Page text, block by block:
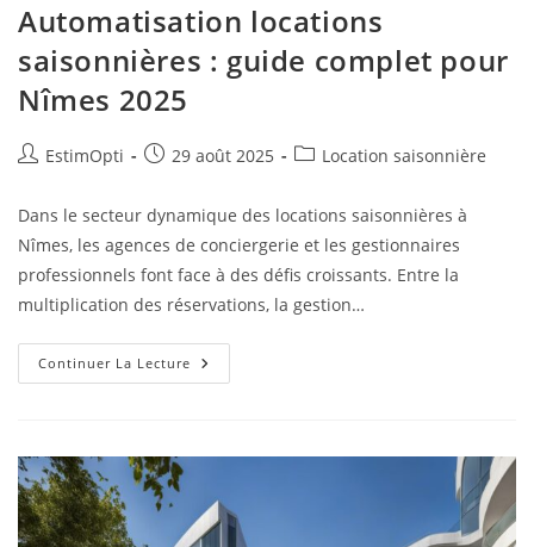
Automatisation locations
saisonnières : guide complet pour
Nîmes 2025
EstimOpti 29 août 2025 Location saisonnière
Dans le secteur dynamique des locations saisonnières à
Nîmes, les agences de conciergerie et les gestionnaires
professionnels font face à des défis croissants. Entre la
multiplication des réservations, la gestion…
Continuer La Lecture